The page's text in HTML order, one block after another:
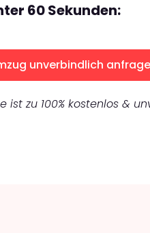
60 Sekunden:
unverbindlich
ist zu 100% kostenlos &